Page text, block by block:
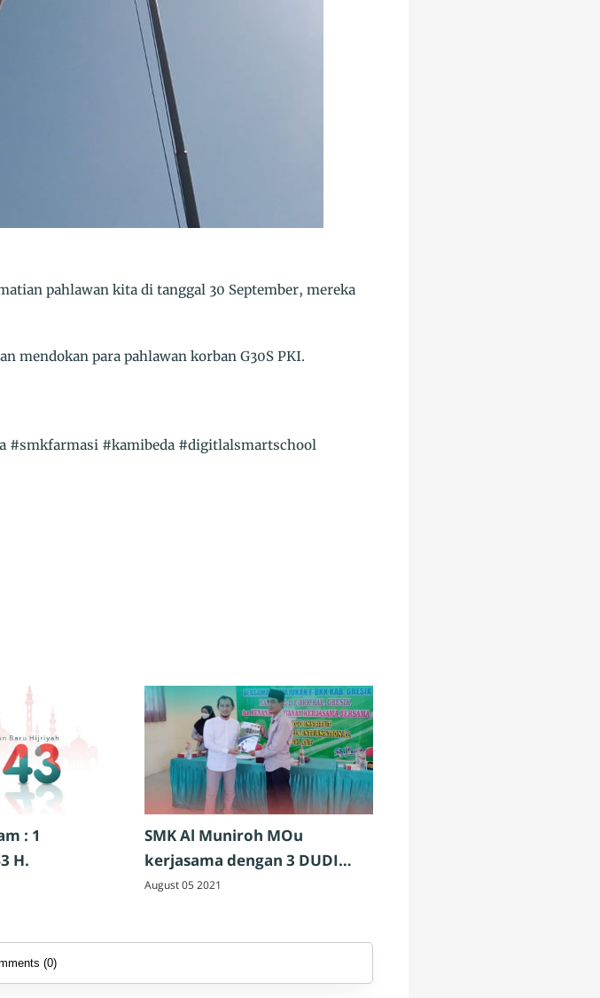
pahlawan kita di tanggal 30 September, mereka
mendokan para pahlawan korban G30S PKI.
#kamibeda #digitlalsmartschool
: 1
H.
SMK Al Muniroh MOu
kerjasama dengan 3 DUDI
sekaligus
August 05 2021
(0)